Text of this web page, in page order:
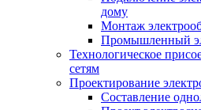
дому
Монтаж
Промышленный
Технологическое
сетям
Проектирование
Составление